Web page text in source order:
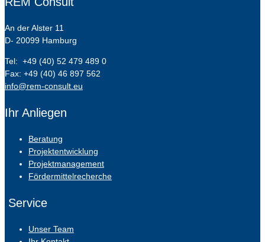
An der Alster 11
D- 20099 Hamburg
Tel: +49 (40) 52 479 489 0
Fax: +49 (40) 46 897 562
info@rem-consult.eu
Ihr Anliegen
Beratung
Projektentwicklung
Projektmanagement
Fördermittelrecherche
Service
Unser Team